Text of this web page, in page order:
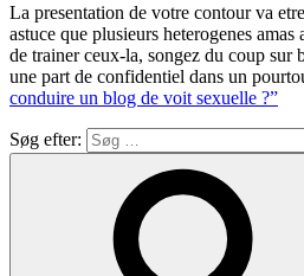
La presentation de votre contour va
astuce que plusieurs heterogenes
de trainer ceux-la, songez du coup sur
une part de confidentiel dans un
conduire un blog de voit sexuelle ?”
Søg efter: